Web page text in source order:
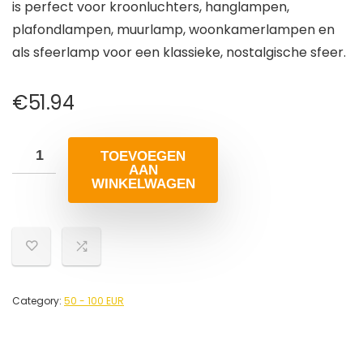
is perfect voor kroonluchters, hanglampen,
plafondlampen, muurlamp, woonkamerlampen en
als sfeerlamp voor een klassieke, nostalgische sfeer.
€51.94
TOEVOEGEN
AAN
WINKELWAGEN
Category: 50 - 100 EUR